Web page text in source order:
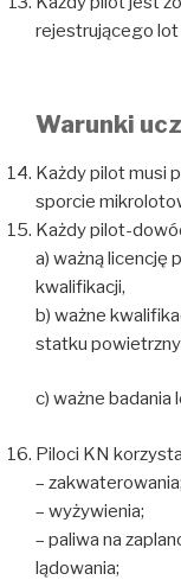
rejestrującego lot
Warunki
Każdy pilot musi
sporcie
Każdy pilot-
a) ważną licencję
kwalifikacji,
b) ważne
statku
c) ważne
Piloci KN
– zakwaterowania;
– wyżywienia;
– paliwa na
lądowania;